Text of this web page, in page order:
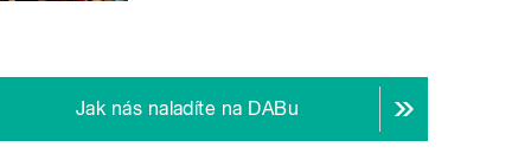
Jak nás naladíte na DABu